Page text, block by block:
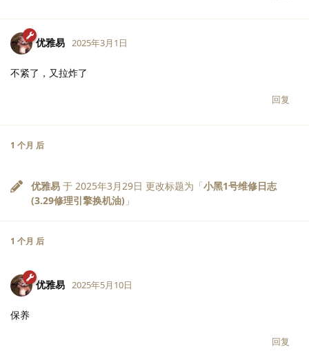
优雅易 2025年3月1日
不紧了，又拉炸了
回复
1 个月 后
优雅易 于 2025年3月29日 更改标题为「小黑1号维修日志
(3.29修理引擎换机油) 」
1 个月 后
优雅易 2025年5月10日
保养
回复